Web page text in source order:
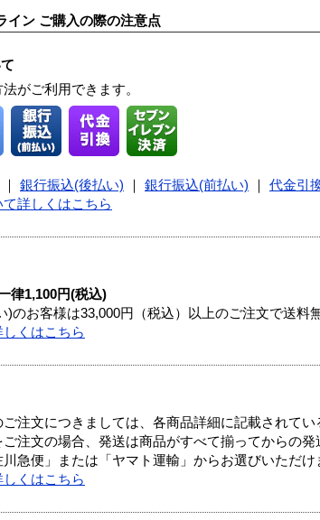
イン ご購入の際の注意点
がご利用できます。
銀行振込(後払い) 銀行振込(前払い) 代金引
詳しくはこちら
律1,100円(税込)
のお客様は33,000円（税込）以上のご注文で送料
くはこちら
注文につきましては、各商品詳細に記載されてい
注文の場合、発送は商品がすべて揃ってからの発
急便」または「ヤマト運輸」からお選びいただけ
くはこちら